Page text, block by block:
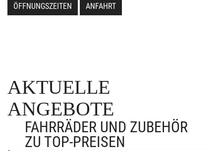
ÖFFNUNGSZEITEN ANFAHRT
AKTUELLE
ANGEBOTE
FAHRRÄDER UND ZUBEHÖR
ZU TOP-PREISEN